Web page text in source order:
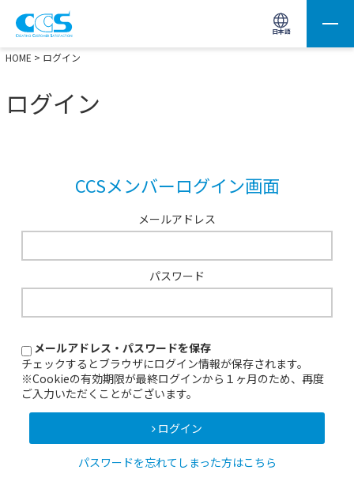
日本語
画像処理用の製品検索 サイト内検索(Enterで実行)
HOME > ログイン
ログイン
CCSメンバーログイン画面
メールアドレス
パスワード
メールアドレス・パスワードを保存
チェックするとブラウザにログイン情報が保存されます。
※Cookieの有効期限が最終ログインから１ヶ月のため、再度
ご入力いただくことがございます。
ログイン
パスワードを忘れてしまった方はこちら